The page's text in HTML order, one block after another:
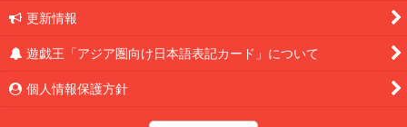
更新情報
遊戯王「アジア圏向け日本語表記カード」について
個人情報保護方針